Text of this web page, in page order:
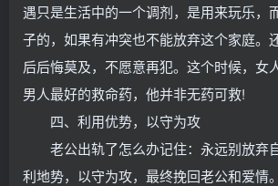
遇只是生活中的一个调剂，是用来玩乐，
子的，如果有冲突也不能放弃这个家庭。
后后悔莫及，不愿意再犯。这个时候，女
男人最好的救命药，他并非无药可救!
四、利用优势，以守为攻
老公出轨了怎么办记住：永远别放弃
利地势，以守为攻，最终挽回老公和爱情